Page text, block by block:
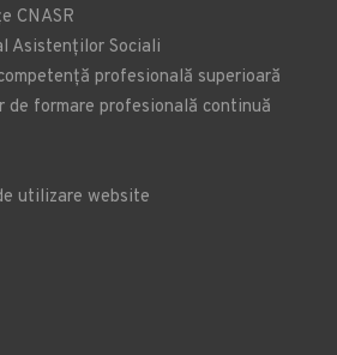
CNASR
Asistenților Sociali
profesională superioară
de formare profesională continuă
utilizare website